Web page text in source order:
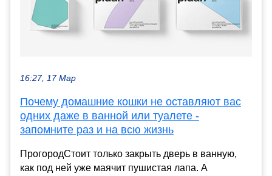
16:27, 17 Мар
Почему домашние кошки не оставляют вас
одних даже в ванной или туалете -
запомните раз и на всю жизнь
ПрогородСтоит только закрыть дверь в ванную,
как под ней уже маячит пушистая лапа. А